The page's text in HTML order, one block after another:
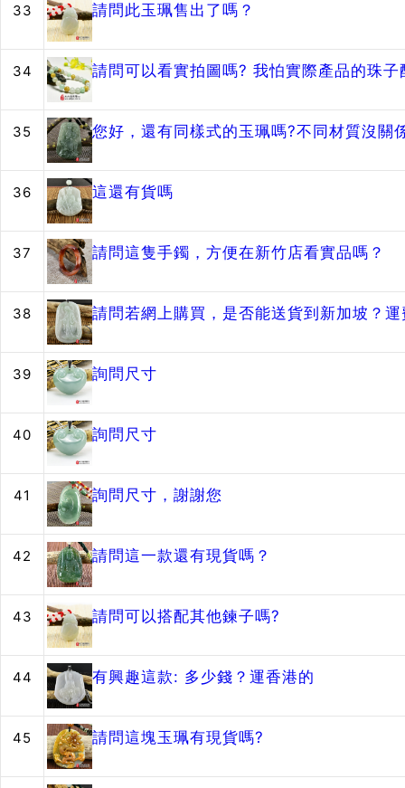
33 請問此玉珮售出了嗎？
34 請問可以看實拍圖嗎? 我怕實際產品的珠
35 您好，還有同樣式的玉珮嗎?不同材質沒關
36 這還有貨嗎
37 請問這隻手鐲，方便在新竹店看實品嗎？
38 請問若網上購買，是否能送貨到新加坡？
39 詢問尺寸
40 詢問尺寸
41 詢問尺寸，謝謝您
42 請問這一款還有現貨嗎？
43 請問可以搭配其他鍊子嗎?
44 有興趣這款: 多少錢？運香港的
45 請問這塊玉珮有現貨嗎?